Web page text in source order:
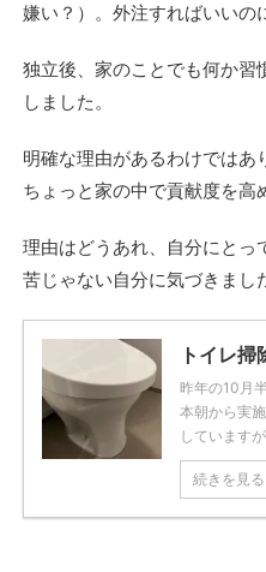
嫌い？）。外注すればいいの
独立後、家のことでも何か習
しました。
明確な理由があるわけではあ
ちょっと家の中で貢献度を高
理由はどうあれ、自分にとっ
苦じゃない自分に気づきまし
トイレ
昨年の10月
本朝から実
しています
続きを見る